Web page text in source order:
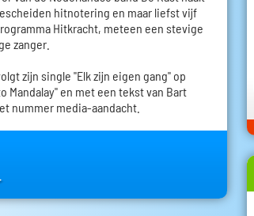
hitnotering en maar liefst vijf
Hitkracht, meteen een stevige
zanger.
zijn single "Elk zijn eigen gang" op
Mandalay" en met een tekst van Bart
nummer media-aandacht.